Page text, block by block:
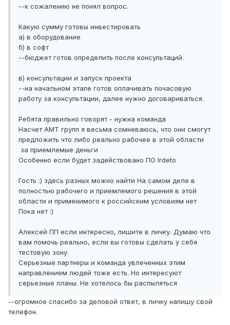
--к сожалению не понял вопрос.
Какую сумму готовы инвестировать
а) в оборудование
б) в софт
--бюджет готов определить после консультаций.
в) консультации и запуск проекта
--на начальном этапе готов оплачивать почасовую
работу за консультации, далее нужно договариваться.
Ребята правильно говорят - нужна команда
Насчет АМТ групп я весьма сомневаюсь, что они смогут
предложить что либо реально рабочее в этой области
за приемлемые деньги
Особенно если будет задействовано ПО Irdetо
Гость :) здесь разных можно найти На самом деле в
полностью рабочего и приемлемого решения в этой
области и применимого к российским условиям нет
Пока нет :)
Алексей ПП если интересно, пишите в личку. Думаю что
вам помочь реально, если вы готовы сделать у себя
тестовую зону.
Серьезные партнеры и команда увлеченных этим
направлением людей тоже есть. Но интересуют
серьезные планы. Не хотелось бы распыляться
--огромное спасибо за деловой ответ, в личку напишу свой
телефон.